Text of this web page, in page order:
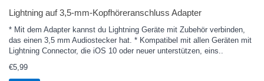
Lightning auf 3,5‑mm-Kopfhöreranschluss Adapter
* Mit dem Adapter kannst du Lightning Geräte mit Zubehör verbinden,
das einen 3,5 mm Audiostecker hat. * Kompatibel mit allen Geräten mit
Lightning Connector, die iOS 10 oder neuer unterstützen, eins..
€5,99